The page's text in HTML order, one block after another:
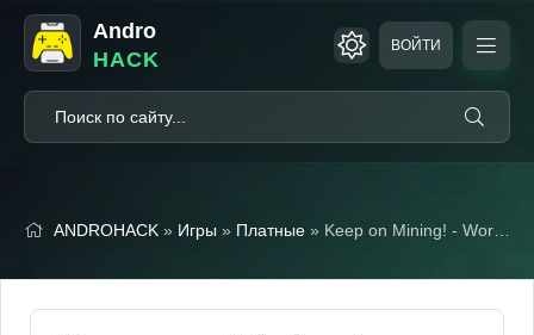
Andro
HACK
ВОЙТИ
ANDROHACK » Игры » Платные » Keep on Mining! - Worlds (Полная версия)